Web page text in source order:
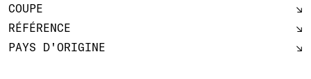
COUPE
RÉFÉRENCE
PAYS D'ORIGINE